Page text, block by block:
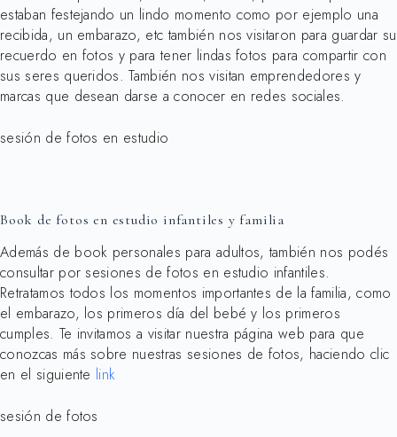
estaban festejando un lindo momento como por ejemplo una
recibida, un embarazo, etc también nos visitaron para guardar su
recuerdo en fotos y para tener lindas fotos para compartir con
sus seres queridos. También nos visitan emprendedores y
marcas que desean darse a conocer en redes sociales.
sesión de fotos en estudio
Book de fotos en estudio infantiles y familia
Además de book personales para adultos, también nos podés
consultar por sesiones de fotos en estudio infantiles.
Retratamos todos los momentos importantes de la familia, como
el embarazo, los primeros día del bebé y los primeros
cumples. Te invitamos a visitar nuestra página web para que
conozcas más sobre nuestras sesiones de fotos, haciendo clic
en el siguiente link
sesión de fotos